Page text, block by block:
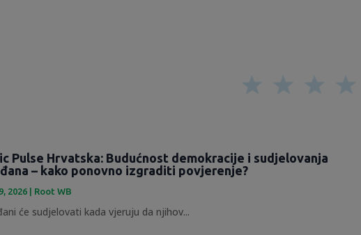
Pulse Hrvatska: Budućnost demokracije i sudjelovanja
– kako ponovno izgraditi povjerenje?
2026 | Root WB
će sudjelovati kada vjeruju da njihov...